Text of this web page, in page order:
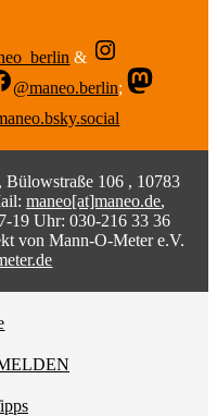
&
@maneo.berlin;
106 , 10783
maneo[at]maneo.de,
19 Uhr: 030-216 33 36
von Mann-O-Meter e.V.